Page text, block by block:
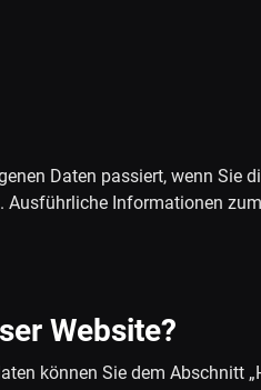
Daten passiert, wenn Sie
Ausführliche Informationen
Website?
können Sie dem Abschnitt